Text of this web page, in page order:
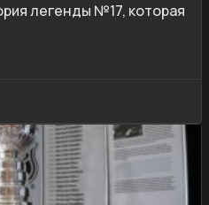
легенды №17, которая